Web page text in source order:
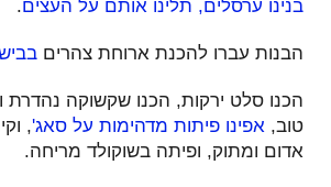
בנינו ערסלים, תלינו אותם על העצים.
הבנות עברו להכנת ארוחת צהרים
הכנו סלט ירקות, הכנו שקשוקה
טוב, אפינו פיתות מדהימות על סאג',
אדום ומתוק, ופיתה בשוקולד מריחה.